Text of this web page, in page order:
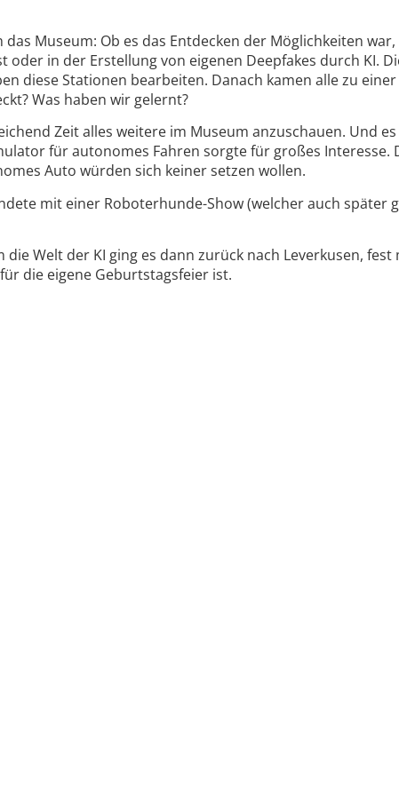
Museum: Ob es das Entdecken der Möglichkeiten
oder in der Erstellung von eigenen Deepfakes durch KI.
diese Stationen bearbeiten. Danach kamen alle zu
Was haben wir gelernt?
Zeit alles weitere im Museum anzuschauen. Und
für autonomes Fahren sorgte für großes Interesse.
Auto würden sich keiner setzen wollen.
mit einer Roboterhunde-Show (welcher auch später
Welt der KI ging es dann zurück nach Leverkusen, fest
die eigene Geburtstagsfeier ist.